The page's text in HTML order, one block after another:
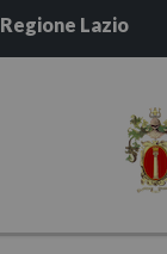
Regione Lazio